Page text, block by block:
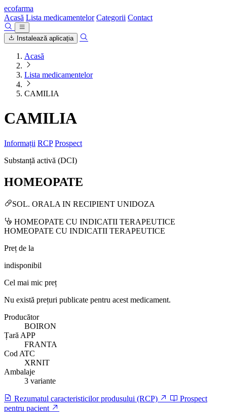
ecofarma
Acasă Lista medicamentelor Categorii Contact
Instalează aplicația
Acasă
Lista medicamentelor
CAMILIA
CAMILIA
Informații RCP Prospect
Substanță activă (DCI)
HOMEOPATE
SOL. ORALA IN RECIPIENT UNIDOZA
HOMEOPATE CU INDICATII TERAPEUTICE
HOMEOPATE CU INDICATII TERAPEUTICE
Preț de la
indisponibil
Cel mai mic preț
Nu există prețuri publicate pentru acest medicament.
Producător
BOIRON
Țară APP
FRANTA
Cod ATC
XRNIT
Ambalaje
3 variante
Rezumatul caracteristicilor produsului (RCP)
Prospect
pentru pacient